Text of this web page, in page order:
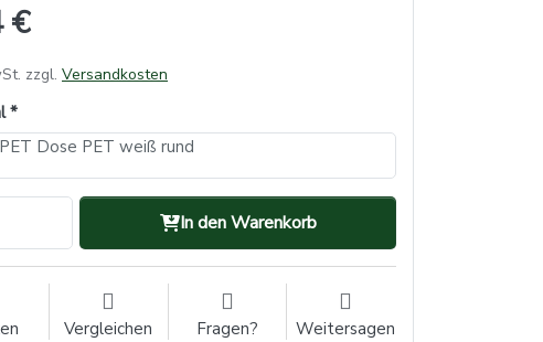
€
zzgl. Versandkosten
Dose PET weiß rund
In den Warenkorb
Vergleichen Fragen? Weitersagen